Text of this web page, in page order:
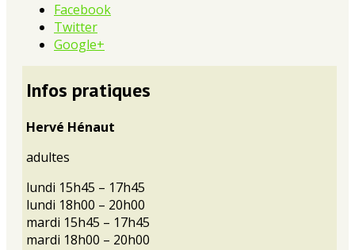
Facebook
Twitter
Google+
Infos pratiques
Hervé Hénaut
adultes
lundi 15h45 – 17h45
lundi 18h00 – 20h00
mardi 15h45 – 17h45
mardi 18h00 – 20h00